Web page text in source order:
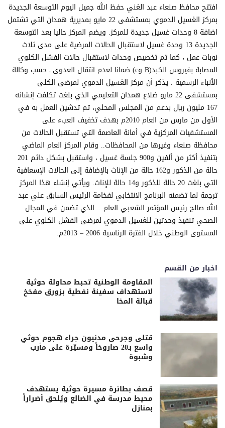
افتتح محافظ صنعاء عبد الغني حفظ الله جميل اليوم التوسعة الجديدة
بمركز الغسيل الدموي بمستشفى 22 مايو بمديرية همدان التي تشتمل
اضافة 8 وحدات غسيل جديدة للمركز. ويضم المركز حاليا بعد التوسعة
الجديدة 13 وحدة غسيل لاستقبال الحالات المرضية على مدى ثلاث
نوبات عمل ، كما تم تخصيص وحدات لاستقبال حالات الفشل الكلوي
المصابة بفيروس الكبد(B وc) ضمانا لعدم انتقال العدوى ـ حسب وكالة
الأنباء الرسمية . يذكر أن مركز الغسيل الدموي لمرضى الكلى
بمستشفى 22 مايو ضلاع همدان التعليمي الذي بلغت تكلفت إنشائه
167 مليون ريال بدعم من المجلس المحلي، تم تدشين العمل به في
الأول من مارس من العام 2010م بهدف تخفيف العبء على
المستشفيات المركزية في أمانة العاصمة التي تستقبل الحالات من
محافظة صنعاء وغيرها من المحافظات.. وقام المركز العام الماضي
بتنفيذ أكثر من ألفين و900 جلسة غسيل ، واستقبل بشكل دائم 201
حالة من الذكور و162 حالة من الإناث بالإضافة إلى الحالات الإسعافية
التي بلغت 20 حالة للذكور و14 حالة للإناث. ويأتي إنشاء هذا المركز
ترجمة لما تضمنه البرنامج الانتخابي لفخامة الرئيس السابق علي عبد
الله صالح رئيس المؤتمر الشعبي العام .. الذي تضمن في المجال
الصحي تنفيذ وحدتين للغسيل الدموي لمرضى الفشل الكلوي على
المستوى الوطني خلال الفترة الرئاسية 2006 – 2013م.
اخبار من القسم
المقاومة الوطنية تحبط محاولة حوثية
لاستهداف سفينة نفطية بزورق مفخخ
قبالة المخا
قتلى وجرحى مدنيون جراء هجوم حوثي
واسع بـ20 صاروخاً ومسيّرة على مأرب
وشبوة
قصف بطائرة مسيرة حوثية يستهدف
محيط مدرسة في الضالع ويُلحق أضراراً
بمنازل